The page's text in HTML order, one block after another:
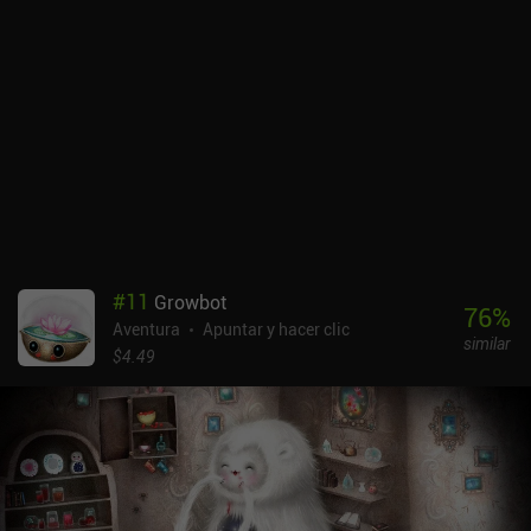
moneda extra. Por suerte, también hay una demo gratuita en
ambas plataformas. A pesar de su naturaleza repetitiva y sus
errores ocasionales, ofrece una experiencia extrañamente
inusuales para móviles.
#11 Growbot
Aventura
Apuntar y hacer clic
$4.49
76%
similar